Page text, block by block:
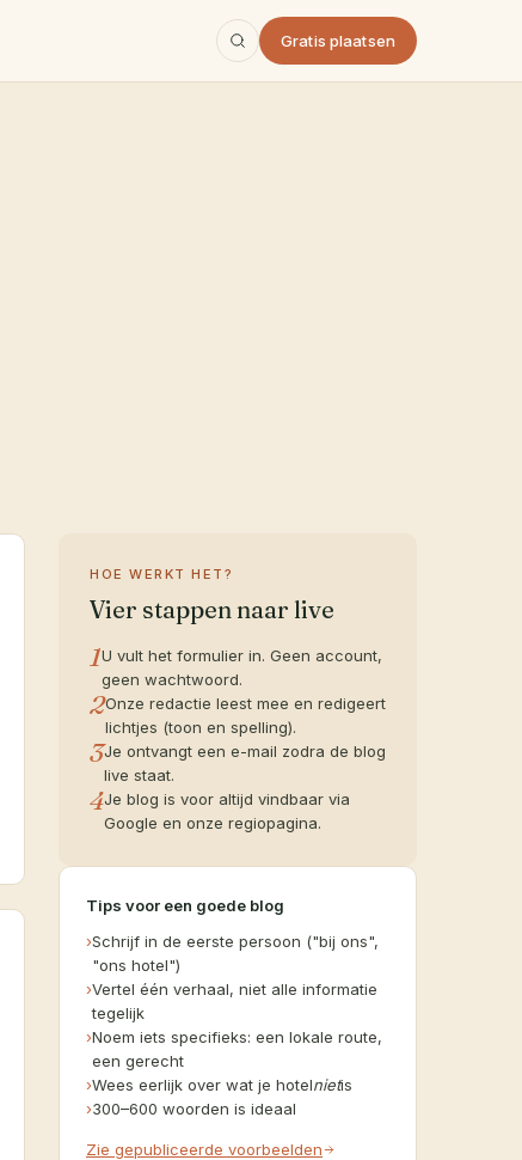
Gratis plaatsen
HOE WERKT HET?
Vier stappen naar live
1U vult het formulier in. Geen account,
geen wachtwoord.
2Onze redactie leest mee en redigeert
lichtjes (toon en spelling).
3Je ontvangt een e-mail zodra de blog
live staat.
4Je blog is voor altijd vindbaar via
Google en onze regiopagina.
Tips voor een goede blog
›Schrijf in de eerste persoon ("bij ons",
"ons hotel")
›Vertel één verhaal, niet alle informatie
tegelijk
›Noem iets specifieks: een lokale route,
een gerecht
›Wees eerlijk over wat je hotelnietis
›300–600 woorden is ideaal
Zie gepubliceerde voorbeelden